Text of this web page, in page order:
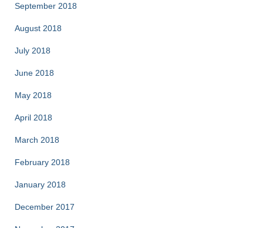
September 2018
August 2018
July 2018
June 2018
May 2018
April 2018
March 2018
February 2018
January 2018
December 2017